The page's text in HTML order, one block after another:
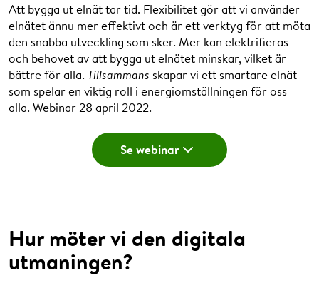
askans främsta bidrag till mänskligheten. Men kan dessa
rester från skogen spela ännu en viktig roll genom
klimatpositiva insatser inom fastighetssektorn?
Webinar 6 maj 2021.
Vilken hållbarhetscertifiering - och varför?BREEAM,
Svanen eller Miljöbyggnad är några av de många
vilken är mest relevant för din verksamhet och vilken ger
din organisation mest värde i ert hållbarhetsarbete?
Webinar 15 april 2021.
taxonomi från EU-kommissionen – en klassificering av
miljömässigt hållbara investeringar – kan förändra
förutsättningarna för många företag i Göteborg. Men
09.00 Eric Zinn hälsar välkommen
09.05 Samuel Ciszuk: Hur planerar EU att
fasa ut rysk energi?
09.15 Lisa Göransson: Hur kan Sverige bidra
till ett EU oberoende av rysk energi?
för att hantera utmaningarna?
Att bygga ut elnät tar tid. Flexibilitet gör att vi använder
elnätet ännu mer effektivt och är ett verktyg för att möta
den snabba utveckling som sker. Mer kan elektrifieras
och behovet av att bygga ut elnätet minskar, vilket är
bättre för alla. Tillsammans skapar vi ett smartare elnät
som spelar en viktig roll i energiomställningen för oss
alla. Webinar 28 april 2022.
Se webinar
Hur möter vi den digitala
utmaningen?